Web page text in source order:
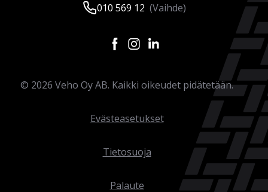
010 569 12 (Vaihde)
© 2026 Veho Oy AB. Kaikki oikeudet pidätetään.
Evästeasetukset
Tietosuoja
Palaute